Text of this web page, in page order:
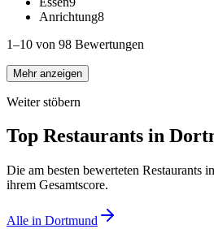
Anrichtung8
1–10 von 98 Bewertungen
Mehr anzeigen
Weiter stöbern
Top Restaurants in
Die am besten bewerteten Restaurants in
ihrem Gesamtscore.
Alle in Dortmund